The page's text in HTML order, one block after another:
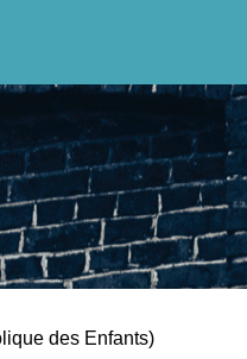
des Enfants)